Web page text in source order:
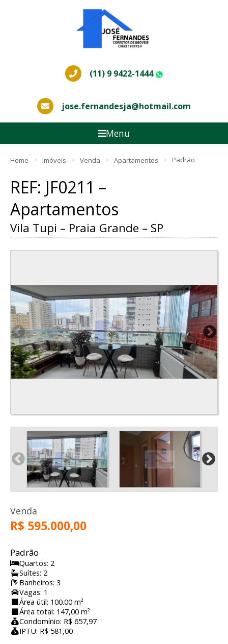
(11) 9 9422-1444
jose.fernandesja@hotmail.com
Menu
Home Imóveis Venda Apartamentos Padrão
REF: JF0211 –
Apartamentos
Vila Tupi – Praia Grande – SP
Venda
R$ 595.000,00
Padrão
Quartos: 2
Suítes: 2
Banheiros: 3
Vagas: 1
Área útil: 100.00 m²
Área total: 147,00 m²
Condomínio: R$ 657,97
IPTU: R$ 581,00